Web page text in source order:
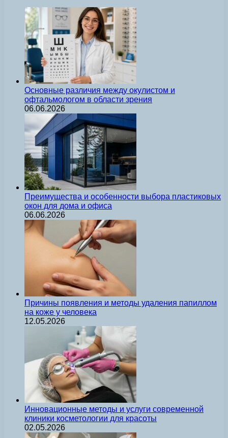
Основные различия между окулистом и
офтальмологом в области зрения
06.06.2026
Преимущества и особенности выбора пластиковых
окон для дома и офиса
06.06.2026
Причины появления и методы удаления папиллом
на коже у человека
12.05.2026
Инновационные методы и услуги современной
клиники косметологии для красоты
02.05.2026